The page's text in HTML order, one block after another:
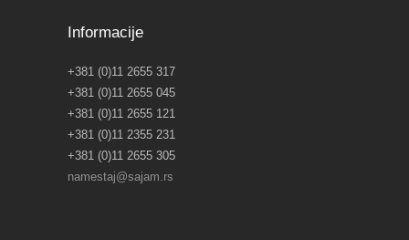
Informacije
+381 (0)11 2655 317
+381 (0)11 2655 045
+381 (0)11 2655 121
+381 (0)11 2355 231
+381 (0)11 2655 305
namestaj@sajam.rs